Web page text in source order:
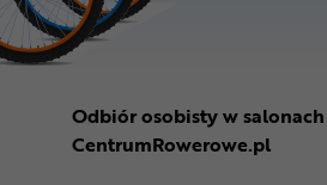
Odbiór osobisty w salonach
CentrumRowerowe.pl